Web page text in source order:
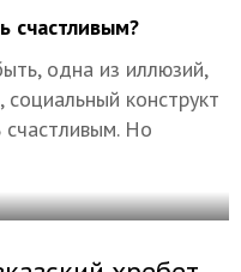
счастливым?
одна из иллюзий,
конструкт
Но